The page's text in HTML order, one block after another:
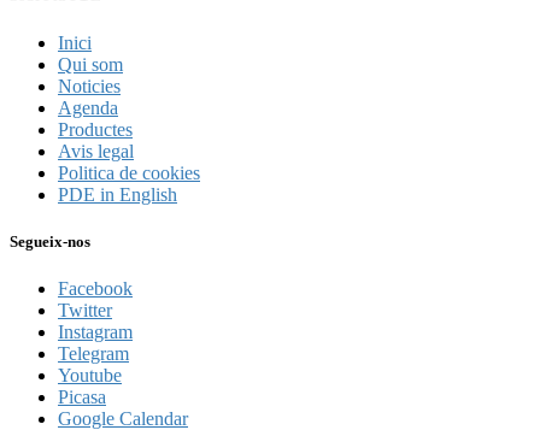
Inici
Qui som
Noticies
Agenda
Productes
Avis legal
Politica de cookies
PDE in English
Segueix-nos
Facebook
Twitter
Instagram
Telegram
Youtube
Picasa
Google Calendar